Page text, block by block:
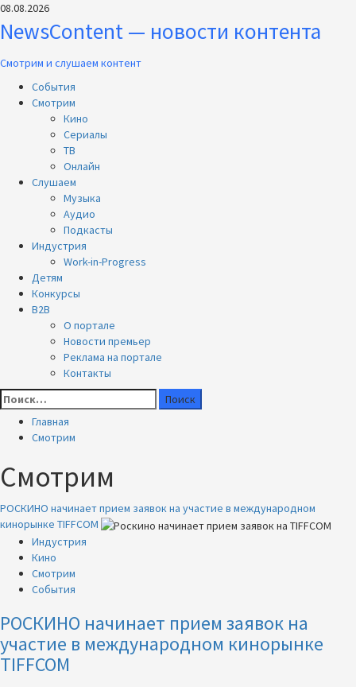
Перейти
к
содержимому
08.08.2026
NewsContent — новости контента
Смотрим и слушаем контент
Основное
меню
События
Смотрим
Кино
Сериалы
ТВ
Онлайн
Слушаем
Музыка
Аудио
Подкасты
Индустрия
Work-in-Progress
Детям
Конкурсы
B2B
О портале
Новости премьер
Реклама на портале
Контакты
Найти:
Главная
Смотрим
Смотрим
РОСКИНО начинает прием заявок на участие в международном
кинорынке TIFFCOM
Индустрия
Кино
Смотрим
События
РОСКИНО начинает прием заявок на
участие в международном кинорынке
TIFFCOM